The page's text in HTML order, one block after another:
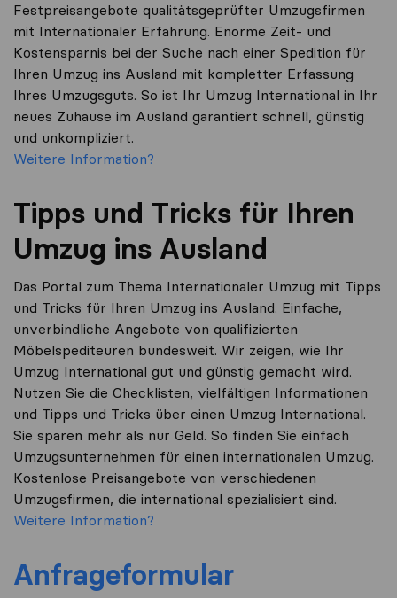
Festpreisangebote qualitätsgeprüfter Umzugsfirmen
mit Internationaler Erfahrung. Enorme Zeit- und
Kostensparnis bei der Suche nach einer Spedition für
Ihren Umzug ins Ausland mit kompletter Erfassung
Ihres Umzugsguts. So ist Ihr Umzug International in Ihr
neues Zuhause im Ausland garantiert schnell, günstig
und unkompliziert.
Weitere Information?
Tipps und Tricks für Ihren
Umzug ins Ausland
Das Portal zum Thema Internationaler Umzug mit Tipps
und Tricks für Ihren Umzug ins Ausland. Einfache,
unverbindliche Angebote von qualifizierten
Möbelspediteuren bundesweit. Wir zeigen, wie Ihr
Umzug International gut und günstig gemacht wird.
Nutzen Sie die Checklisten, vielfältigen Informationen
und Tipps und Tricks über einen Umzug International.
Sie sparen mehr als nur Geld. So finden Sie einfach
Umzugsunternehmen für einen internationalen Umzug.
Kostenlose Preisangebote von verschiedenen
Umzugsfirmen, die international spezialisiert sind.
Weitere Information?
Anfrageformular